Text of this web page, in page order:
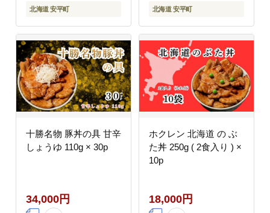
北海道 安平町 北海道 安平町
十勝名物 豚丼の具 甘辛
しょうゆ 110g × 30p
34,000円
ホクレン 北海道 の ぶ
た丼 250g ( 2食入り ) ×
10p
18,000円